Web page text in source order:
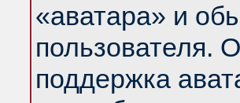
«аватара» и
пользователя.
поддержка